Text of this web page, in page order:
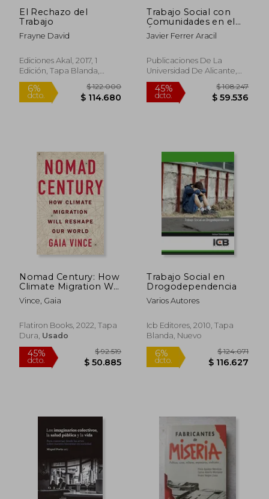
El Rechazo del
Trabajo
Frayne David
Ediciones Akal, 2017, 1
Edición, Tapa Blanda,
Nuevo
6%
Trabajo Social con
Comunidades en el
Ámbito de la
Educación: La Escuela
Teóricas y Prácticas
Javier Ferrer Aracil
Publicaciones De La
Universidad De Alicante,
2020, 1 Edición, Tapa
Blanda, Nuevo
45%
Nomad Century: How
Climate Migration Will
Reshape our World
(en Inglés)
Vince, Gaia
Flatiron Books, 2022, Tapa
Dura, Usado
Trabajo Social en
Drogodependencia
Varios Autores
Icb Editores, 2010, Tapa
Blanda, Nuevo